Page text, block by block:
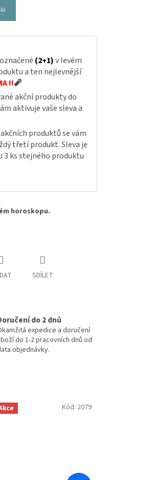
(2+1)v levém
a ten nejlevnější
!!🧨
akční produkty do
aktivuje vaše sleva a
produktů se vám
třetí produkt. Sleva je
3 ks stejného produktu
horoskopu.
SDÍLET
do 2 dnů
expedice a doručení
do 1-2 pracovních dnů od
objednávky.
Kód: 2079